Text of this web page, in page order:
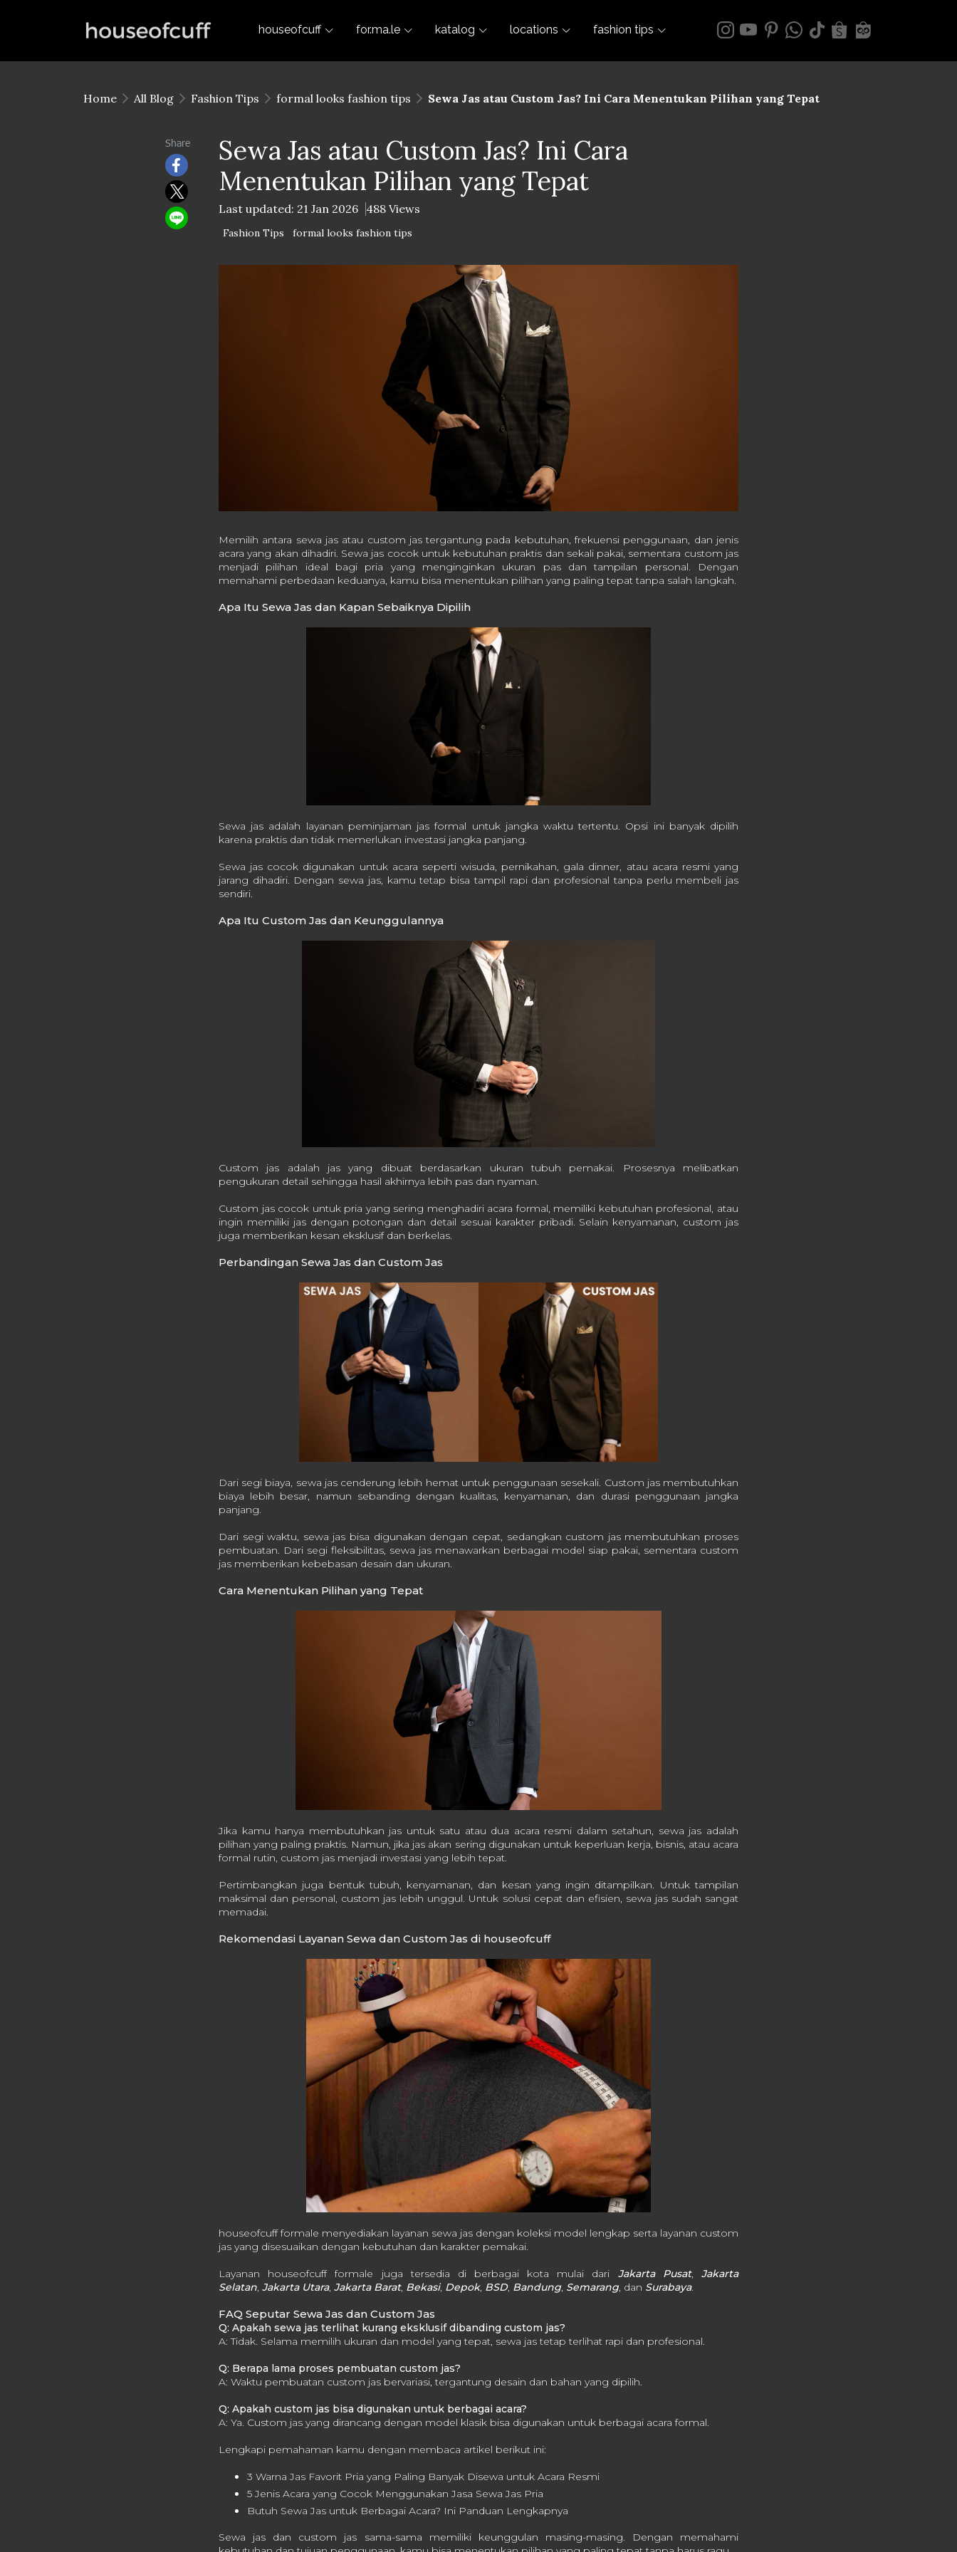
houseofcuff for.ma.le katalog locations fashion tips
Home All Blog Fashion Tips formal looks fashion tips Sewa Jas atau Custom Jas? Ini Cara Menentukan Pilihan yang Tepat
Share
Sewa Jas atau Custom Jas? Ini Cara
Menentukan Pilihan yang Tepat
Last updated: 21 Jan 2026 488 Views
Fashion Tips formal looks fashion tips
Memilih antara sewa jas atau custom jas tergantung pada kebutuhan, frekuensi penggunaan, dan jenis
acara yang akan dihadiri. Sewa jas cocok untuk kebutuhan praktis dan sekali pakai, sementara custom jas
menjadi pilihan ideal bagi pria yang menginginkan ukuran pas dan tampilan personal. Dengan
memahami perbedaan keduanya, kamu bisa menentukan pilihan yang paling tepat tanpa salah langkah.
Apa Itu Sewa Jas dan Kapan Sebaiknya Dipilih
Sewa jas adalah layanan peminjaman jas formal untuk jangka waktu tertentu. Opsi ini banyak dipilih
karena praktis dan tidak memerlukan investasi jangka panjang.
Sewa jas cocok digunakan untuk acara seperti wisuda, pernikahan, gala dinner, atau acara resmi yang
jarang dihadiri. Dengan sewa jas, kamu tetap bisa tampil rapi dan profesional tanpa perlu membeli jas
sendiri.
Apa Itu Custom Jas dan Keunggulannya
Custom jas adalah jas yang dibuat berdasarkan ukuran tubuh pemakai. Prosesnya melibatkan
pengukuran detail sehingga hasil akhirnya lebih pas dan nyaman.
Custom jas cocok untuk pria yang sering menghadiri acara formal, memiliki kebutuhan profesional, atau
ingin memiliki jas dengan potongan dan detail sesuai karakter pribadi. Selain kenyamanan, custom jas
juga memberikan kesan eksklusif dan berkelas.
Perbandingan Sewa Jas dan Custom Jas
Dari segi biaya, sewa jas cenderung lebih hemat untuk penggunaan sesekali. Custom jas membutuhkan
biaya lebih besar, namun sebanding dengan kualitas, kenyamanan, dan durasi penggunaan jangka
panjang.
Dari segi waktu, sewa jas bisa digunakan dengan cepat, sedangkan custom jas membutuhkan proses
pembuatan. Dari segi fleksibilitas, sewa jas menawarkan berbagai model siap pakai, sementara custom
jas memberikan kebebasan desain dan ukuran.
Cara Menentukan Pilihan yang Tepat
Jika kamu hanya membutuhkan jas untuk satu atau dua acara resmi dalam setahun, sewa jas adalah
pilihan yang paling praktis. Namun, jika jas akan sering digunakan untuk keperluan kerja, bisnis, atau acara
formal rutin, custom jas menjadi investasi yang lebih tepat.
Pertimbangkan juga bentuk tubuh, kenyamanan, dan kesan yang ingin ditampilkan. Untuk tampilan
maksimal dan personal, custom jas lebih unggul. Untuk solusi cepat dan efisien, sewa jas sudah sangat
memadai.
Rekomendasi Layanan Sewa dan Custom Jas di houseofcuff
houseofcuff formale menyediakan layanan sewa jas dengan koleksi model lengkap serta layanan custom
jas yang disesuaikan dengan kebutuhan dan karakter pemakai.
Layanan houseofcuff formale juga tersedia di berbagai kota mulai dari Jakarta Pusat,Jakarta
Selatan, Jakarta Utara, Jakarta Barat, Bekasi, Depok, BSD, Bandung, Semarang, dan Surabaya.
FAQ Seputar Sewa Jas dan Custom Jas
Q: Apakah sewa jas terlihat kurang eksklusif dibanding custom jas?
A: Tidak. Selama memilih ukuran dan model yang tepat, sewa jas tetap terlihat rapi dan profesional.
Q: Berapa lama proses pembuatan custom jas?
A: Waktu pembuatan custom jas bervariasi, tergantung desain dan bahan yang dipilih.
Q: Apakah custom jas bisa digunakan untuk berbagai acara?
A: Ya. Custom jas yang dirancang dengan model klasik bisa digunakan untuk berbagai acara formal.
Lengkapi pemahaman kamu dengan membaca artikel berikut ini:
3 Warna Jas Favorit Pria yang Paling Banyak Disewa untuk Acara Resmi
5 Jenis Acara yang Cocok Menggunakan Jasa Sewa Jas Pria
Butuh Sewa Jas untuk Berbagai Acara? Ini Panduan Lengkapnya
Sewa jas dan custom jas sama-sama memiliki keunggulan masing-masing. Dengan memahami